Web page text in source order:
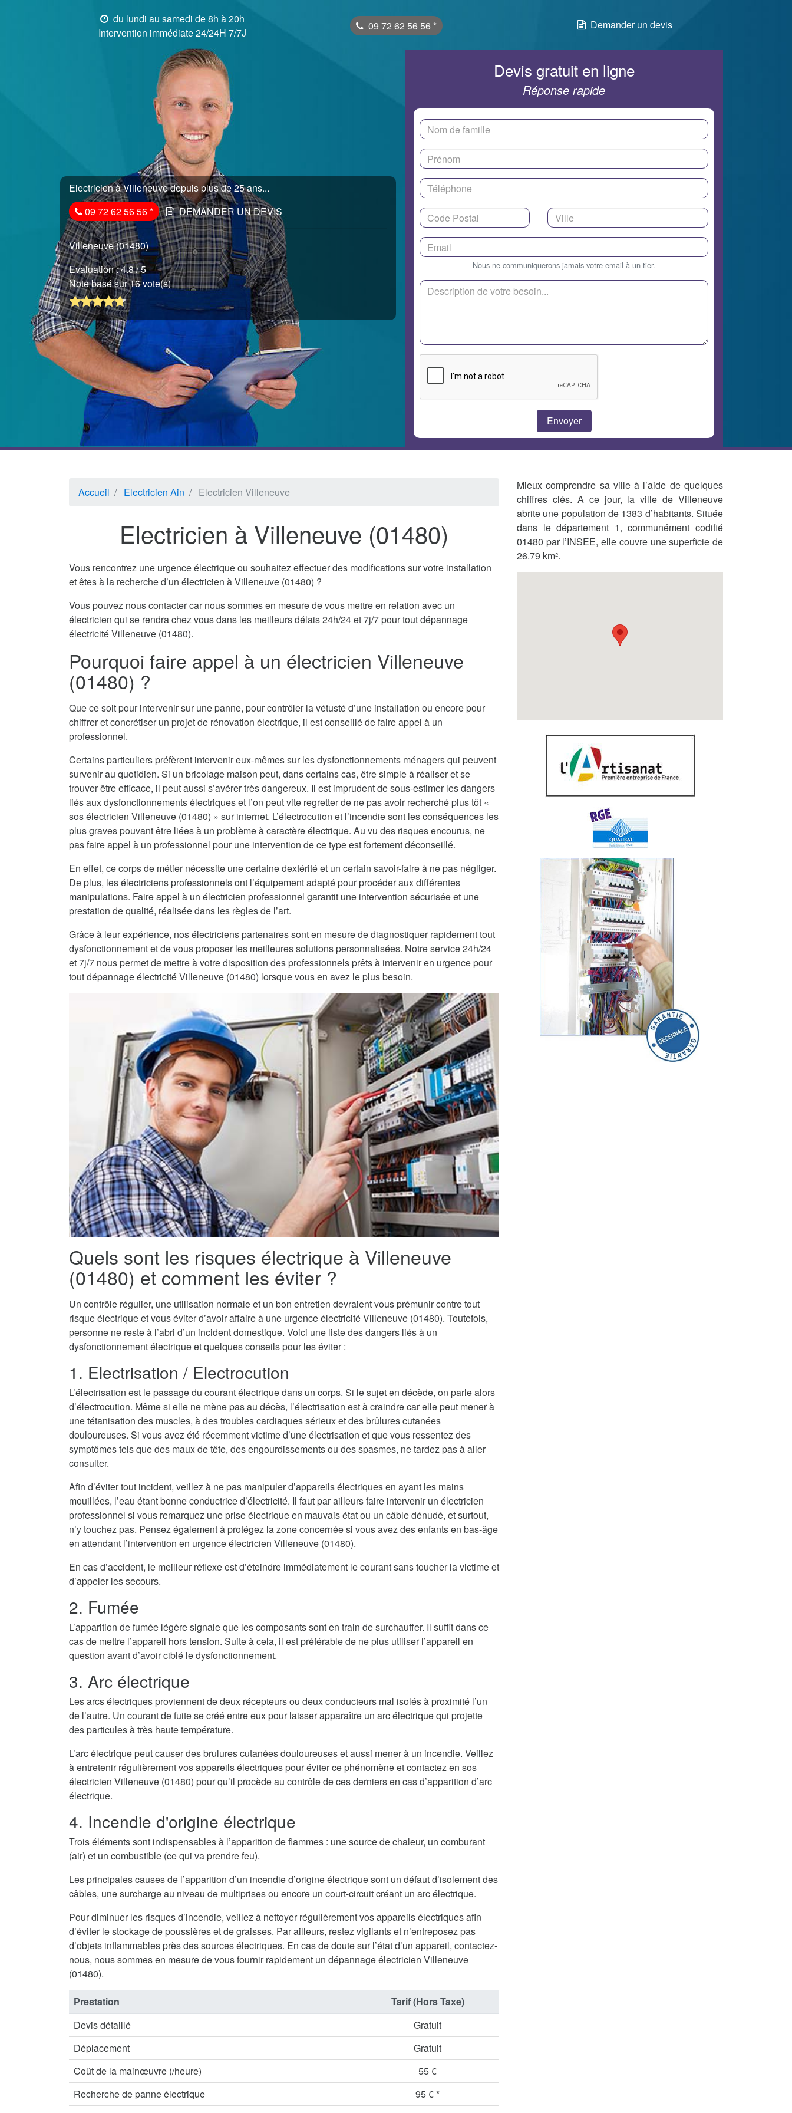
du lundi au samedi de 8h à 20h
Intervention immédiate 24/24H 7/7J
09 72 62 56 56 * Demander un devis
Electricien à Villeneuve depuis plus de 25 ans...
09 72 62 56 56* DEMANDER UN DEVIS
Villeneuve (01480)
Evaluation :4.8/ 5
Note basé sur 16 vote(s)
Devis gratuit en ligne
Réponse rapide
Nous ne communiquerons jamais votre email à un tier.
Accueil Electricien Ain Electricien Villeneuve
Electricien à Villeneuve (01480)
Vous rencontrez une urgence électrique ou souhaitez effectuer des modifications sur votre installation
et êtes à la recherche d’un électricien à Villeneuve (01480) ?
Vous pouvez nous contacter car nous sommes en mesure de vous mettre en relation avec un
électricien qui se rendra chez vous dans les meilleurs délais 24h/24 et 7j/7 pour tout dépannage
électricité Villeneuve (01480).
Pourquoi faire appel à un électricien Villeneuve
(01480) ?
Que ce soit pour intervenir sur une panne, pour contrôler la vétusté d’une installation ou encore pour
chiffrer et concrétiser un projet de rénovation électrique, il est conseillé de faire appel à un
professionnel.
Certains particuliers préfèrent intervenir eux-mêmes sur les dysfonctionnements ménagers qui peuvent
survenir au quotidien. Si un bricolage maison peut, dans certains cas, être simple à réaliser et se
trouver être efficace, il peut aussi s’avérer très dangereux. Il est imprudent de sous-estimer les dangers
liés aux dysfonctionnements électriques et l’on peut vite regretter de ne pas avoir recherché plus tôt «
sos électricien Villeneuve (01480) » sur internet. L’électrocution et l’incendie sont les conséquences les
plus graves pouvant être liées à un problème à caractère électrique. Au vu des risques encourus, ne
pas faire appel à un professionnel pour une intervention de ce type est fortement déconseillé.
En effet, ce corps de métier nécessite une certaine dextérité et un certain savoir-faire à ne pas négliger.
De plus, les électriciens professionnels ont l’équipement adapté pour procéder aux différentes
manipulations. Faire appel à un électricien professionnel garantit une intervention sécurisée et une
prestation de qualité, réalisée dans les règles de l’art.
Grâce à leur expérience, nos électriciens partenaires sont en mesure de diagnostiquer rapidement tout
dysfonctionnement et de vous proposer les meilleures solutions personnalisées. Notre service 24h/24
et 7j/7 nous permet de mettre à votre disposition des professionnels prêts à intervenir en urgence pour
tout dépannage électricité Villeneuve (01480) lorsque vous en avez le plus besoin.
Quels sont les risques électrique à Villeneuve
(01480) et comment les éviter ?
Un contrôle régulier, une utilisation normale et un bon entretien devraient vous prémunir contre tout
risque électrique et vous éviter d’avoir affaire à une urgence électricité Villeneuve (01480). Toutefois,
personne ne reste à l’abri d’un incident domestique. Voici une liste des dangers liés à un
dysfonctionnement électrique et quelques conseils pour les éviter :
1. Electrisation / Electrocution
L’électrisation est le passage du courant électrique dans un corps. Si le sujet en décède, on parle alors
d’électrocution. Même si elle ne mène pas au décès, l’électrisation est à craindre car elle peut mener à
une tétanisation des muscles, à des troubles cardiaques sérieux et des brûlures cutanées
douloureuses. Si vous avez été récemment victime d’une électrisation et que vous ressentez des
symptômes tels que des maux de tête, des engourdissements ou des spasmes, ne tardez pas à aller
consulter.
Afin d’éviter tout incident, veillez à ne pas manipuler d’appareils électriques en ayant les mains
mouillées, l’eau étant bonne conductrice d’électricité. Il faut par ailleurs faire intervenir un électricien
professionnel si vous remarquez une prise électrique en mauvais état ou un câble dénudé, et surtout,
n’y touchez pas. Pensez également à protégez la zone concernée si vous avez des enfants en bas-âge
en attendant l’intervention en urgence électricien Villeneuve (01480).
En cas d’accident, le meilleur réflexe est d’éteindre immédiatement le courant sans toucher la victime et
d’appeler les secours.
2. Fumée
L’apparition de fumée légère signale que les composants sont en train de surchauffer. Il suffit dans ce
cas de mettre l’appareil hors tension. Suite à cela, il est préférable de ne plus utiliser l’appareil en
question avant d’avoir ciblé le dysfonctionnement.
3. Arc électrique
Les arcs électriques proviennent de deux récepteurs ou deux conducteurs mal isolés à proximité l’un
de l’autre. Un courant de fuite se créé entre eux pour laisser apparaître un arc électrique qui projette
des particules à très haute température.
L’arc électrique peut causer des brulures cutanées douloureuses et aussi mener à un incendie. Veillez
à entretenir régulièrement vos appareils électriques pour éviter ce phénomène et contactez en sos
électricien Villeneuve (01480) pour qu’il procède au contrôle de ces derniers en cas d’apparition d’arc
électrique.
4. Incendie d'origine électrique
Trois éléments sont indispensables à l’apparition de flammes : une source de chaleur, un comburant
(air) et un combustible (ce qui va prendre feu).
Les principales causes de l’apparition d’un incendie d’origine électrique sont un défaut d’isolement des
câbles, une surcharge au niveau de multiprises ou encore un court-circuit créant un arc électrique.
Pour diminuer les risques d’incendie, veillez à nettoyer régulièrement vos appareils électriques afin
d’éviter le stockage de poussières et de graisses. Par ailleurs, restez vigilants et n’entreposez pas
d’objets inflammables près des sources électriques. En cas de doute sur l’état d’un appareil, contactez-
nous, nous sommes en mesure de vous fournir rapidement un dépannage électricien Villeneuve
(01480).
Prestation
Tarif (Hors Taxe)
Devis détaillé
Gratuit
Déplacement
Gratuit
Coût de la mainœuvre (/heure)
55 €
Recherche de panne électrique
95 € *
Mieux comprendre sa ville à l’aide de quelques
chiffres clés. A ce jour, la ville de Villeneuve
abrite une population de 1383 d’habitants. Située
dans le département 1, communément codifié
01480 par l’INSEE, elle couvre une superficie de
26.79 km².